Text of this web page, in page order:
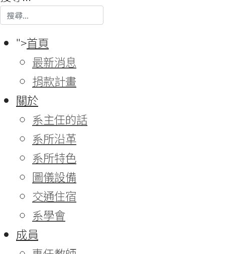
">首頁
最新消息
捐款計畫
關於
系主任的話
系所沿革
系所特色
圖儀設備
交通住宿
系學會
成員